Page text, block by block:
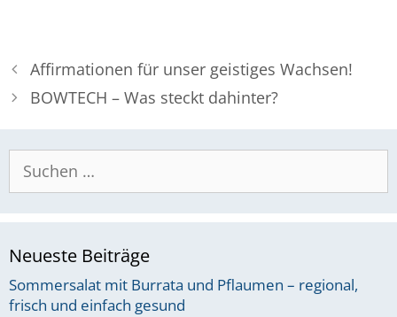
Affirmationen für unser geistiges Wachsen!
BOWTECH – Was steckt dahinter?
nach:
Neueste Beiträge
Sommersalat mit Burrata und Pflaumen – regional,
frisch und einfach gesund